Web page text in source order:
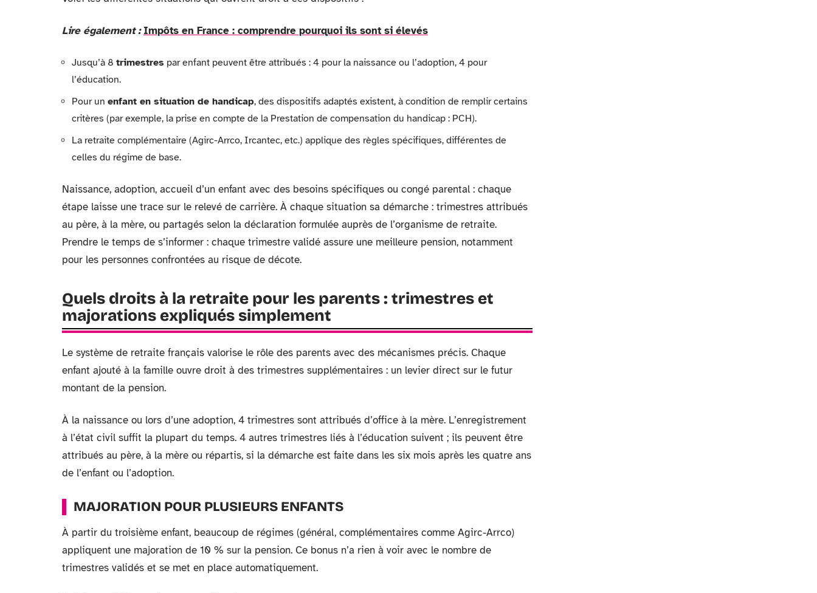
Lire également : Impôts en France : comprendre pourquoi ils sont si élevés
Jusqu’à 8 trimestres par enfant peuvent être attribués : 4 pour la naissance ou l’adoption, 4 pour
l’éducation.
Pour un enfant en situation de handicap, des dispositifs adaptés existent, à condition de remplir certains
critères (par exemple, la prise en compte de la Prestation de compensation du handicap : PCH).
La retraite complémentaire (Agirc-Arrco, Ircantec, etc.) applique des règles spécifiques, différentes de
celles du régime de base.
Naissance, adoption, accueil d’un enfant avec des besoins spécifiques ou congé parental : chaque
étape laisse une trace sur le relevé de carrière. À chaque situation sa démarche : trimestres attribués
au père, à la mère, ou partagés selon la déclaration formulée auprès de l’organisme de retraite.
Prendre le temps de s’informer : chaque trimestre validé assure une meilleure pension, notamment
pour les personnes confrontées au risque de décote.
Quels droits à la retraite pour les parents : trimestres et
majorations expliqués simplement
Le système de retraite français valorise le rôle des parents avec des mécanismes précis. Chaque
enfant ajouté à la famille ouvre droit à des trimestres supplémentaires : un levier direct sur le futur
montant de la pension.
À la naissance ou lors d’une adoption, 4 trimestres sont attribués d’office à la mère. L’enregistrement
à l’état civil suffit la plupart du temps. 4 autres trimestres liés à l’éducation suivent ; ils peuvent être
attribués au père, à la mère ou répartis, si la démarche est faite dans les six mois après les quatre ans
de l’enfant ou l’adoption.
MAJORATION POUR PLUSIEURS ENFANTS
À partir du troisième enfant, beaucoup de régimes (général, complémentaires comme Agirc-Arrco)
appliquent une majoration de 10 % sur la pension. Ce bonus n’a rien à voir avec le nombre de
trimestres validés et se met en place automatiquement.